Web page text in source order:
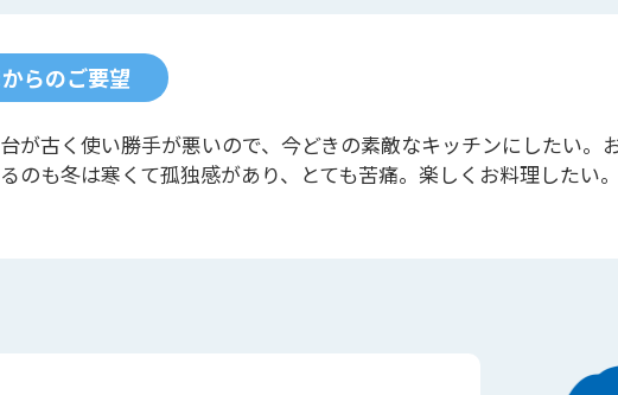
らのご要望
が古く使い勝手が悪いので、今どきの素敵なキッチンにしたい。
のも冬は寒くて孤独感があり、とても苦痛。楽しくお料理したい